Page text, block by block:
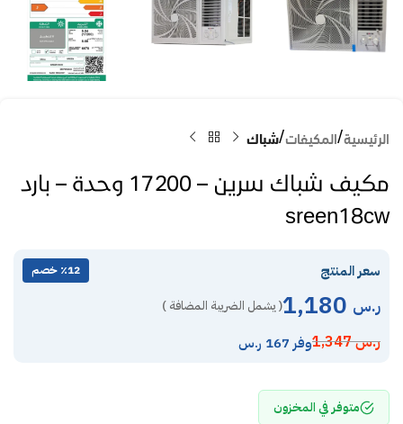
الرئيسية المكيفات شباك
مكيف شباك سرين – 17200 وحدة – بارد
sreen18cw
سعر المنتج ٪12 خصم
ر.س ( يشمل الضريبة المضافة )
ر.س1,347 وفر 167 ر.س
متوفر في المخزون